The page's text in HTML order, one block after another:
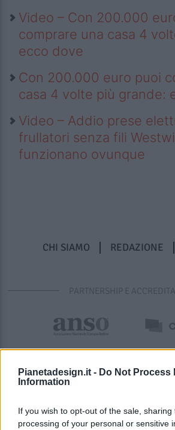
Pianetadesign.it - Do Not Process
Information
If you wish to opt-out of the sale,
processing of your personal or sensitive
Video – Con 200.000
comprare una casa 4
ecco dove
Con 200.000 euro puoi
casa 4 volte più grande:
Video – Addio prese
frullatori senza fili
funzionano ovunque
CHI SIAMO REDAZIONE
PARTNERSHIP E